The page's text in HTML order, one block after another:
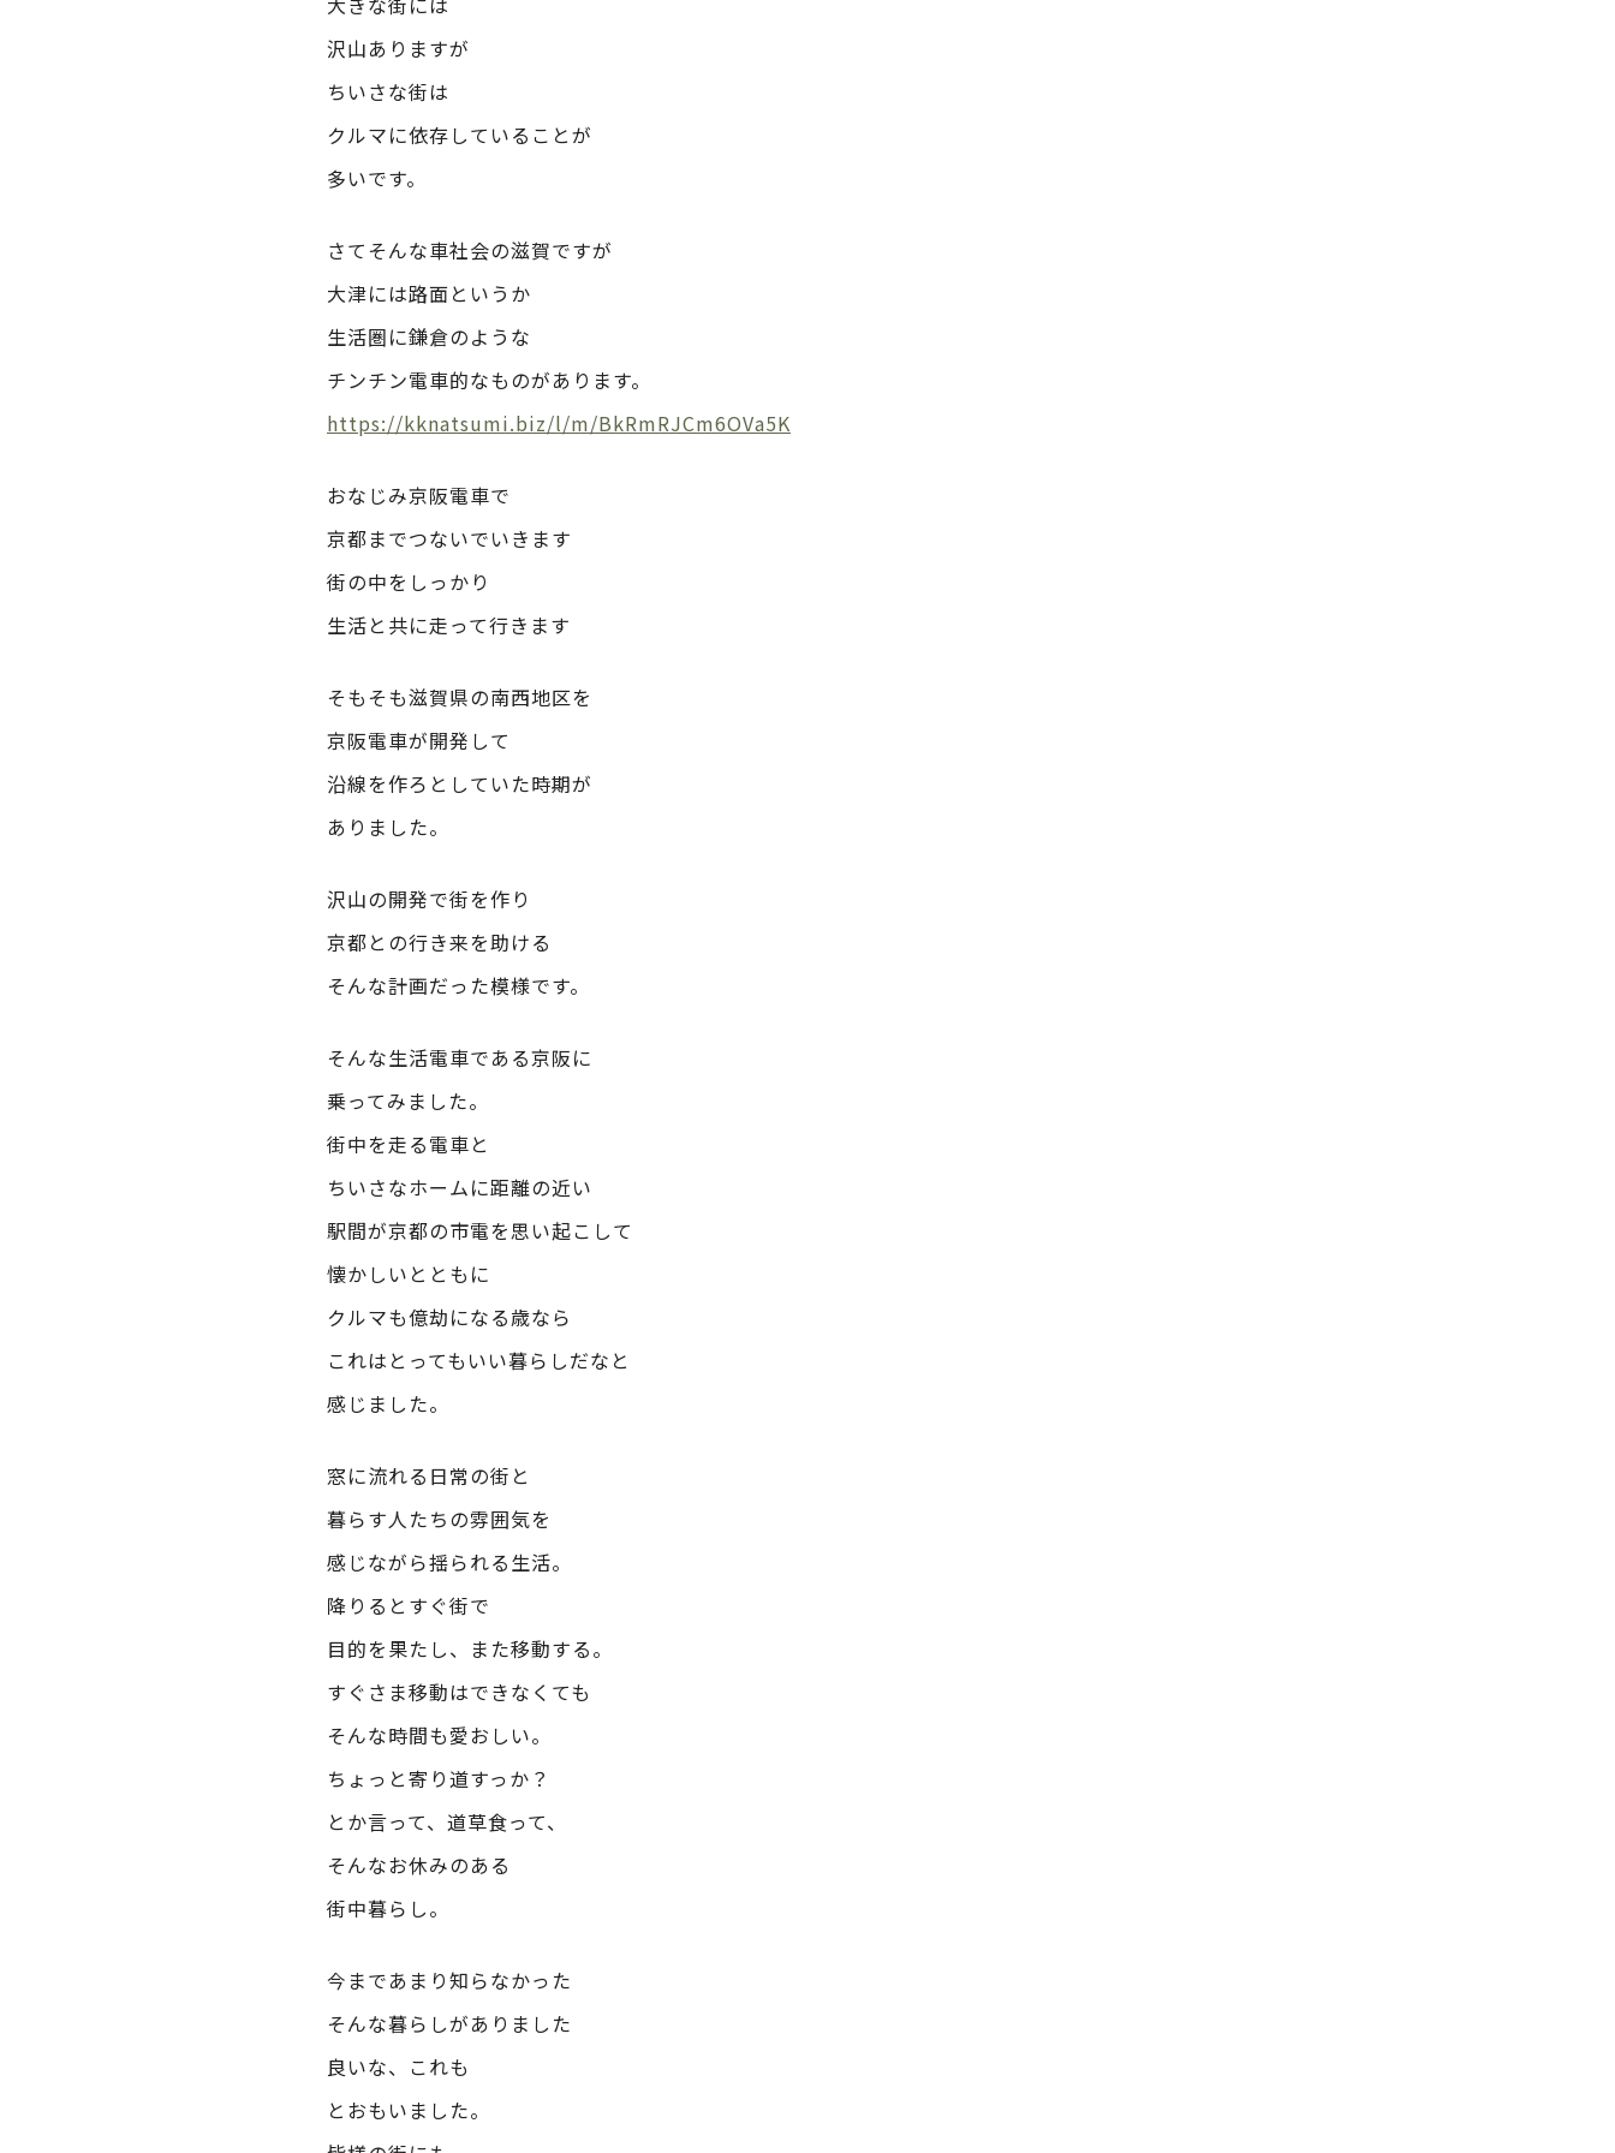
沢山ありますが
ちいさな街は
クルマに依存していることが
多いです。
さてそんな車社会の滋賀ですが
大津には路面というか
生活圏に鎌倉のような
チンチン電車的なものがあります。
https://kknatsumi.biz/l/m/BkRmRJCm6OVa5K
おなじみ京阪電車で
京都までつないでいきます
街の中をしっかり
生活と共に走って行きます
そもそも滋賀県の南西地区を
京阪電車が開発して
沿線を作ろとしていた時期が
ありました。
沢山の開発で街を作り
京都との行き来を助ける
そんな計画だった模様です。
そんな生活電車である京阪に
乗ってみました。
街中を走る電車と
ちいさなホームに距離の近い
駅間が京都の市電を思い起こして
懐かしいとともに
クルマも億劫になる歳なら
これはとってもいい暮らしだなと
感じました。
窓に流れる日常の街と
暮らす人たちの雰囲気を
感じながら揺られる生活。
降りるとすぐ街で
目的を果たし、また移動する。
すぐさま移動はできなくても
そんな時間も愛おしい。
ちょっと寄り道すっか？
とか言って、道草食って、
そんなお休みのある
街中暮らし。
今まであまり知らなかった
そんな暮らしがありました
良いな、これも
とおもいました。